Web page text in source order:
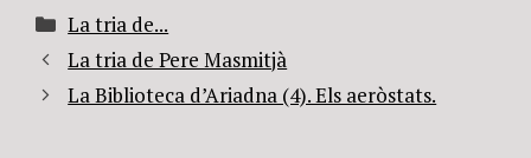
Categories
La tria de...
La tria de Pere Masmitjà
La Biblioteca d’Ariadna (4). Els aeròstats.